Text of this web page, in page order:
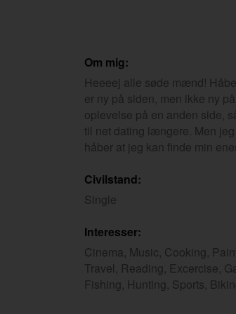
Om mig:
Heeeej alle søde mænd!
er ny på siden, men ikke ny
oplevelse på en anden side,
til net dating længere. Men jeg
håber at jeg kan finde min
Civilstand:
Single
Interesser:
Cinema, Music, Cooking,
Travel, Reading, Excercise,
Fishing, Hunting, Sports,